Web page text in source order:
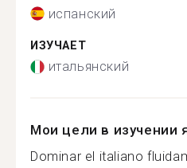
испанский
ИЗУЧАЕТ
итальянский
Мои цели в изучении
Dominar el italiano